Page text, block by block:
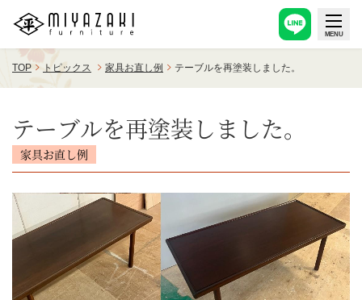
TOP トピックス 家具お直し例 テーブルを再塗装しました。
テーブルを再塗装しました。
家具お直し例